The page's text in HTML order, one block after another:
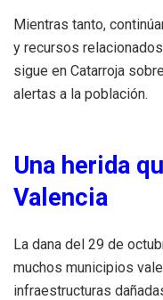
Mientras tanto,
y recursos
sigue en Catarroja
alertas a la población.
Una herida
Valencia
La dana del 29 de
muchos municipios
infraestructuras